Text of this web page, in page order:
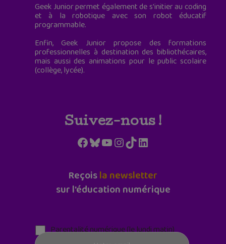
Geek Junior permet également de s'initier au coding
et à la robotique avec son robot éducatif
programmable.
Enfin, Geek Junior propose des formations
professionnelles à destination des bibliothécaires,
mais aussi des animations pour le public scolaire
(collège, lycée).
Suivez-nous !
Facebook
Bluesky
YouTube
Instagram
TikTokLinkedIn
Reçoisla newsletter
sur l'éducation numérique
Parentalité numérique (le lundi matin)